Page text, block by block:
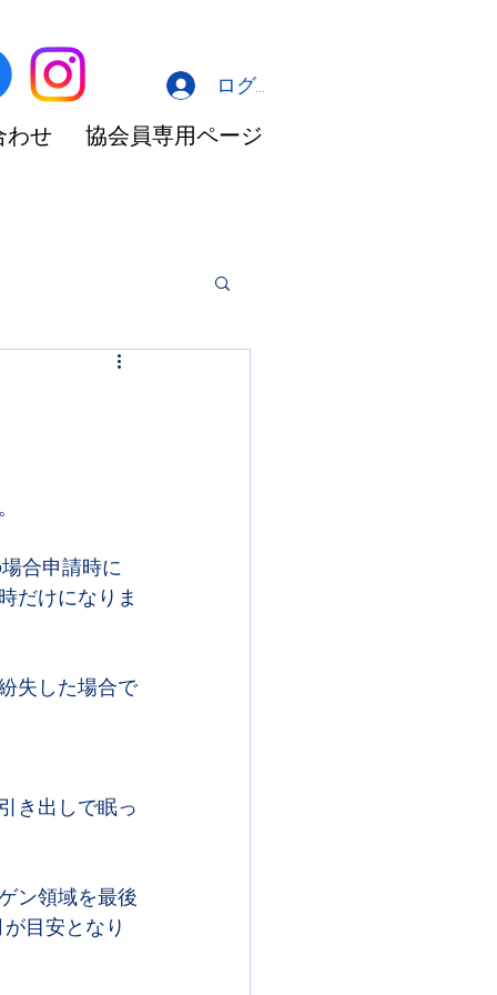
わせ 協会員専用ページ
ログイン
合申請時に
だけになりま
失した場合で
き出しで眠っ
ン領域を最後
目安となり